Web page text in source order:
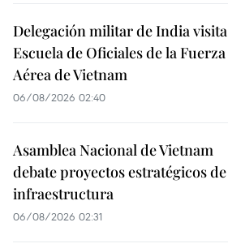
Delegación militar de India visita
Escuela de Oficiales de la Fuerza
Aérea de Vietnam
06/08/2026 02:40
Asamblea Nacional de Vietnam
debate proyectos estratégicos de
infraestructura
06/08/2026 02:31